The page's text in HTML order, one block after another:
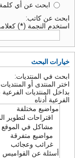
ابحث عن أي كلمة
ابحث عن كاتب:
استخدم النجمة (*)
خيارات البحث
ابحث في المنتديات:
اختر المنتدى أو
بداخل المنتديات
الفرعية أدناه